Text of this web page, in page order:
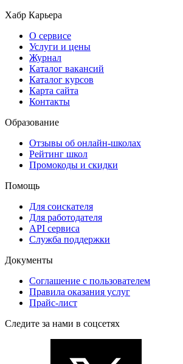
Хабр Карьера
О сервисе
Услуги и цены
Журнал
Каталог вакансий
Каталог курсов
Карта сайта
Контакты
Образование
Отзывы об онлайн-школах
Рейтинг школ
Промокоды и скидки
Помощь
Для соискателя
Для работодателя
API сервиса
Служба поддержки
Документы
Соглашение с пользователем
Правила оказания услуг
Прайс-лист
Следите за нами в соцсетях